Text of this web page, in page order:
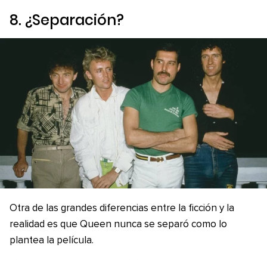
8. ¿Separación?
Otra de las grandes diferencias entre la ficción y la
realidad es que Queen nunca se separó como lo
plantea la película.